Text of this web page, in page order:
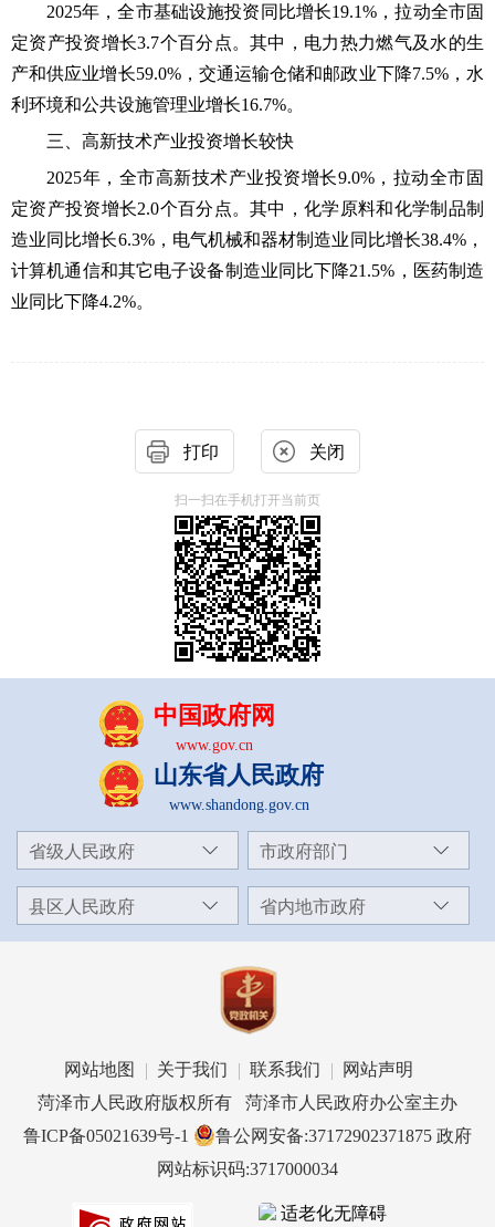
2025年，全市基础设施投资同比增长19.1%，拉动全市固
定资产投资增长3.7个百分点。其中，电力热力燃气及水的生
产和供应业增长59.0%，交通运输仓储和邮政业下降7.5%，水
利环境和公共设施管理业增长16.7%。
三、高新技术产业投资增长较快
2025年，全市高新技术产业投资增长9.0%，拉动全市固
定资产投资增长2.0个百分点。其中，化学原料和化学制品制
造业同比增长6.3%，电气机械和器材制造业同比增长38.4%，
计算机通信和其它电子设备制造业同比下降21.5%，医药制造
业同比下降4.2%。
打印 关闭
扫一扫在手机打开当前页
中国政府网
www.gov.cn
山东省人民政府
www.shandong.gov.cn
省级人民政府 市政府部门
县区人民政府 省内地市政府
网站地图 关于我们 联系我们
网站声明
菏泽市人民政府版权所有 菏泽市人民政府办公室主办
鲁ICP备05021639号-1
鲁公网安备:37172902371875 政府
网站标识码:3717000034